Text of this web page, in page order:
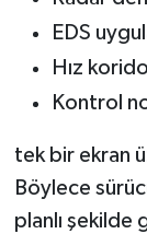
EDS
Hız
Kontrol
tek bir ekran
Böylece
planlı